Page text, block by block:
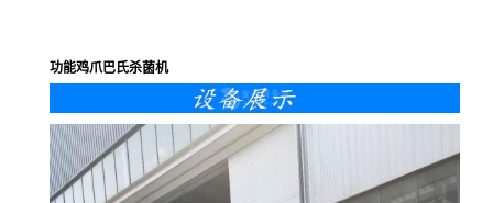
功能鸡爪巴氏杀菌机